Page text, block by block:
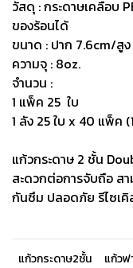
วัสดุ : กระดาษเคลือบ
ของร้อนได้
ขนาด : ปาก 7.6cm/สูง
ความจุ : 8oz.
จำนวน :
1 แพ็ค 25 ใบ
1 ลัง 25 ใบ x 40 แพ็ค
แก้วกระดาษ 2 ชั้น
สะดวกต่อการจับถือ ส
กันซึม ปลอดภัย รีไซเ
แก้วกระดาษ2ชั้น แก้ว